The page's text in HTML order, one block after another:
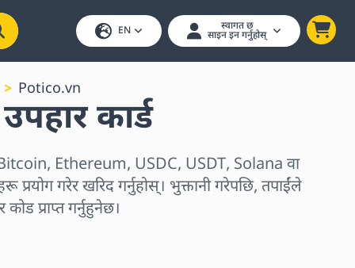
EN स्वागत छ
साइन इन गर्नुहोस्
Potico.vn
कार्ड
Ethereum, USDC, USDT, Solana वा
प्रयोग गरेर खरिद गर्नुहोस्। भुक्तानी गरेपछि, तपाईंले
प्राप्त गर्नुहुनेछ।